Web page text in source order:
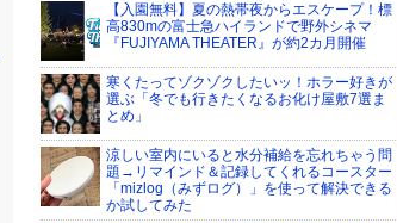
【入園無料】夏の熱帯夜からエスケープ！標
高830mの富士急ハイランドで野外シネマ
『FUJIYAMA THEATER』が約2カ月開催
寒くたってゾクゾクしたいッ！ホラー好きが
選ぶ「冬でも行きたくなるお化け屋敷7選ま
とめ」
涼しい室内にいると水分補給を忘れちゃう問
題→リマインド＆記録してくれるコースター
「mizlog（みずログ）」を使って解決できる
か試してみた